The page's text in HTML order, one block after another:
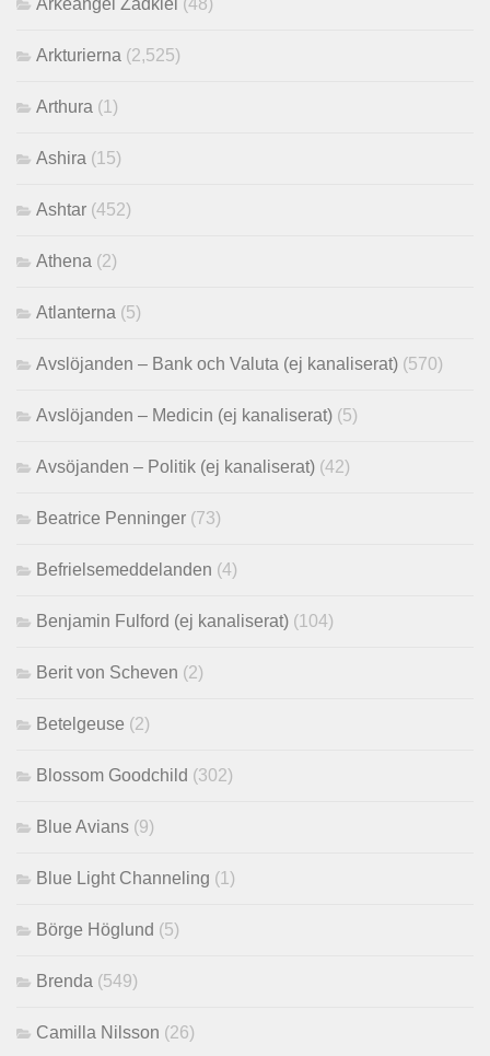
Arkturierna (2,525)
Arthura (1)
Ashira (15)
Ashtar (452)
Athena (2)
Atlanterna (5)
Avslöjanden – Bank och Valuta (ej kanaliserat) (570)
Avslöjanden – Medicin (ej kanaliserat) (5)
Avsöjanden – Politik (ej kanaliserat) (42)
Beatrice Penninger (73)
Befrielsemeddelanden (4)
Benjamin Fulford (ej kanaliserat) (104)
Berit von Scheven (2)
Betelgeuse (2)
Blossom Goodchild (302)
Blue Avians (9)
Blue Light Channeling (1)
Börge Höglund (5)
Brenda (549)
Camilla Nilsson (26)